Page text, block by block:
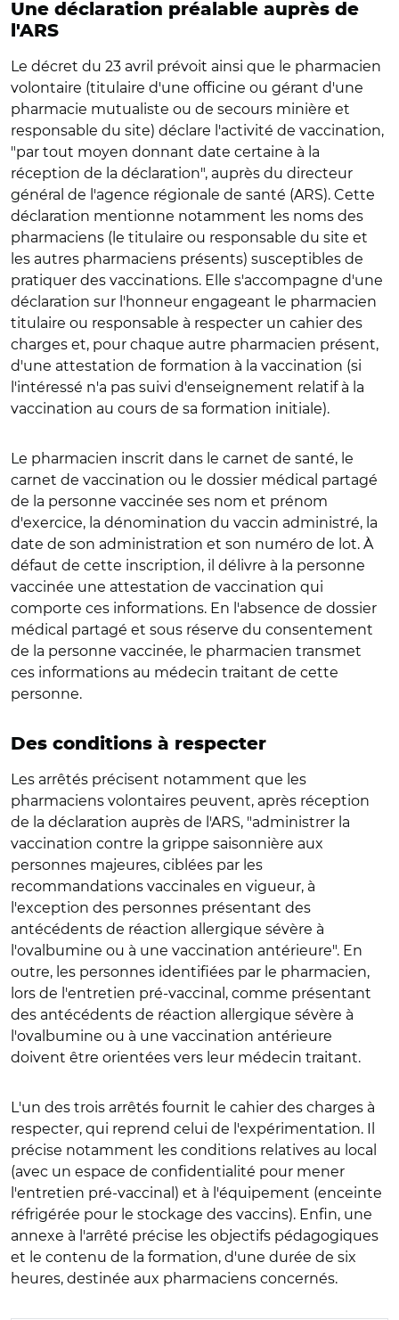
Une déclaration préalable auprès de
l'ARS
Le décret du 23 avril prévoit ainsi que le pharmacien
volontaire (titulaire d'une officine ou gérant d'une
pharmacie mutualiste ou de secours minière et
responsable du site) déclare l'activité de vaccination,
"par tout moyen donnant date certaine à la
réception de la déclaration", auprès du directeur
général de l'agence régionale de santé (ARS). Cette
déclaration mentionne notamment les noms des
pharmaciens (le titulaire ou responsable du site et
les autres pharmaciens présents) susceptibles de
pratiquer des vaccinations. Elle s'accompagne d'une
déclaration sur l'honneur engageant le pharmacien
titulaire ou responsable à respecter un cahier des
charges et, pour chaque autre pharmacien présent,
d'une attestation de formation à la vaccination (si
l'intéressé n'a pas suivi d'enseignement relatif à la
vaccination au cours de sa formation initiale).
Le pharmacien inscrit dans le carnet de santé, le
carnet de vaccination ou le dossier médical partagé
de la personne vaccinée ses nom et prénom
d'exercice, la dénomination du vaccin administré, la
date de son administration et son numéro de lot. À
défaut de cette inscription, il délivre à la personne
vaccinée une attestation de vaccination qui
comporte ces informations. En l'absence de dossier
médical partagé et sous réserve du consentement
de la personne vaccinée, le pharmacien transmet
ces informations au médecin traitant de cette
personne.
Des conditions à respecter
Les arrêtés précisent notamment que les
pharmaciens volontaires peuvent, après réception
de la déclaration auprès de l'ARS, "administrer la
vaccination contre la grippe saisonnière aux
personnes majeures, ciblées par les
recommandations vaccinales en vigueur, à
l'exception des personnes présentant des
antécédents de réaction allergique sévère à
l'ovalbumine ou à une vaccination antérieure". En
outre, les personnes identifiées par le pharmacien,
lors de l'entretien pré-vaccinal, comme présentant
des antécédents de réaction allergique sévère à
l'ovalbumine ou à une vaccination antérieure
doivent être orientées vers leur médecin traitant.
L'un des trois arrêtés fournit le cahier des charges à
respecter, qui reprend celui de l'expérimentation. Il
précise notamment les conditions relatives au local
(avec un espace de confidentialité pour mener
l'entretien pré-vaccinal) et à l'équipement (enceinte
réfrigérée pour le stockage des vaccins). Enfin, une
annexe à l'arrêté précise les objectifs pédagogiques
et le contenu de la formation, d'une durée de six
heures, destinée aux pharmaciens concernés.